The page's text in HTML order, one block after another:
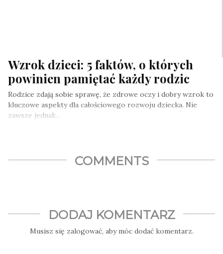
Wzrok dzieci: 5 faktów, o których
powinien pamiętać każdy rodzic
Rodzice zdają sobie sprawę, że zdrowe oczy i dobry wzrok to
kluczowe aspekty dla całościowego rozwoju dziecka. Nie
zawsze jednak…
COMMENTS
DODAJ KOMENTARZ
Musisz się zalogować, aby móc dodać komentarz.